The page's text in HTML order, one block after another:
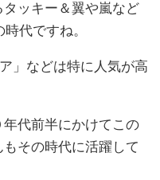
ッキー＆翼や嵐など
代ですね。
」などは特に人気が高
代前半にかけてこの
もその時代に活躍して